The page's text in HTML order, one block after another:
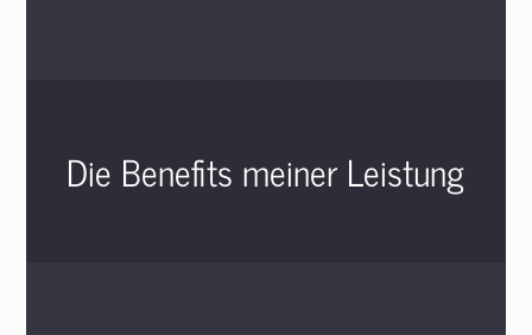
Die Benefits meiner Leistung